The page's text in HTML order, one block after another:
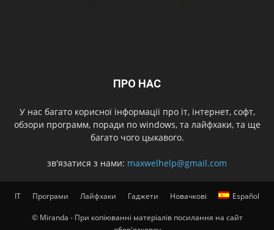
ПРО НАС
У нас багато корисної інформації про іт, інтернет, софт,
обзори программ, поради по windows, та лайфхаки, та ще
багато чого цыкавого.
зв'язатися з нами: maxwelhelp@gmail.com
IT Програми Лайфхаки Гаджети Новачкові Español
© Miranda - При копіюванні матеріалів посилання на сайт